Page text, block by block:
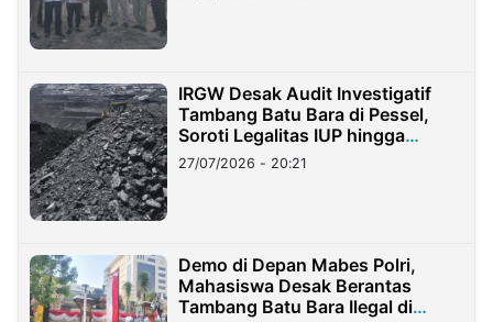
IRGW Desak Audit Investigatif
Tambang Batu Bara di Pessel,
Soroti Legalitas IUP hingga
Stockpile
27/07/2026 - 20:21
Demo di Depan Mabes Polri,
Mahasiswa Desak Berantas
Tambang Batu Bara Ilegal di